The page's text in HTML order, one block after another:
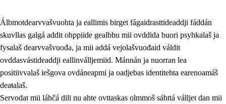
Álbmotdearvvašvuohta ja eallimis birget fágaidrasttideaddji fáddán
skuvllas galgá addit ohppiide gealbbu mii ovddida buori psyhkalaš ja
fysalaš dearvvašvuođa, ja mii addá vejolašvuođaid váldit
ovddasvástideaddji eallinválljemiid. Mánnán ja nuorran lea
positiivvalaš iešgova ovdáneapmi ja oadjebas identitehta earenoamáš
deaŧalaš.
Servodat mii láhčá dili nu ahte ovttaskas olmmoš sáhttá válljet dan mii